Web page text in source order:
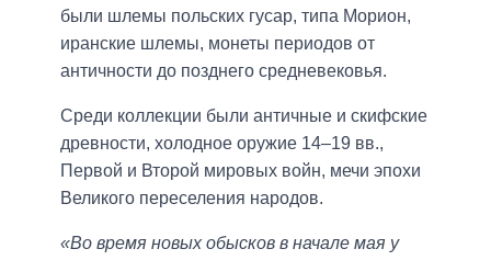
были шлемы польских гусар, типа Морион,
иранские шлемы, монеты периодов от
античности до позднего средневековья.
Среди коллекции были античные и скифские
древности, холодное оружие 14–19 вв.,
Первой и Второй мировых войн, мечи эпохи
Великого переселения народов.
«Во время новых обысков в начале мая у